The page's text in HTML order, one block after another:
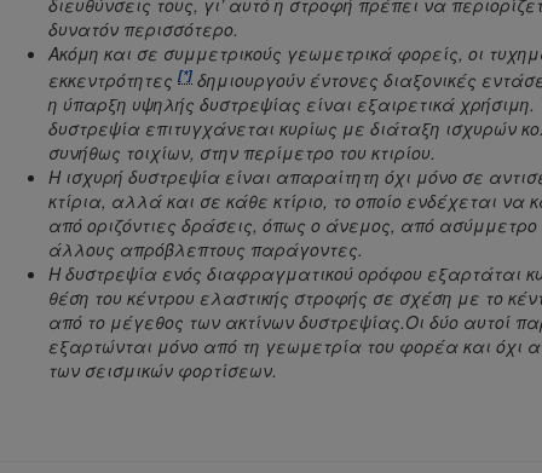
διευθύνσεις τους, γι’ αυτό η στροφή πρέπει να
δυνατόν περισσότερο.
Ακόμη και σε συμμετρικούς γεωμετρικά φορείς, οι
εκκεντρότητες [*] δημιουργούν έντονες διαξονικές
η ύπαρξη υψηλής δυστρεψίας είναι εξαιρετικά
δυστρεψία επιτυγχάνεται κυρίως με διάταξη ισχυρών
συνήθως τοιχίων, στην περίμετρο του κτιρίου.
Η ισχυρή δυστρεψία είναι απαραίτητη όχι μόνο σε
κτίρια, αλλά και σε κάθε κτίριο, το οποίο ενδέχεται να
από οριζόντιες δράσεις, όπως ο άνεμος, από ασύμμετρο
άλλους απρόβλεπτους παράγοντες.
Η δυστρεψία ενός διαφραγματικού ορόφου εξαρτάται
θέση του κέντρου ελαστικής στροφής σε σχέση με το
από το μέγεθος των ακτίνων δυστρεψίας.Οι δύο αυτοί
εξαρτώνται μόνο από τη γεωμετρία του φορέα και όχι
των σεισμικών φορτίσεων.